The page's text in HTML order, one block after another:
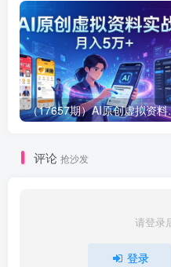
（17657期）AI原
评论 抢沙发
请登录
登录